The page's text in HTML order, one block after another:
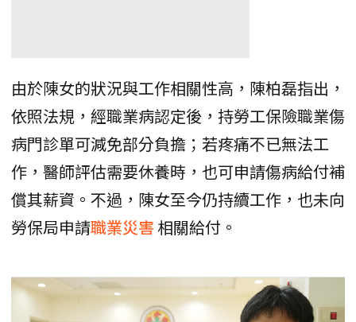
由於陳女的狀況與工作相關性高，陳柏磊指出，
依照法規，經職業病認定後，持勞工保險職業傷
病門診單可減免部分負擔；若疼痛不已無法工
作，醫師評估需要休養時，也可申請傷病給付補
償其薪資。不過，陳女至今仍持續工作，也未向
勞保局申請職業災害 相關給付。